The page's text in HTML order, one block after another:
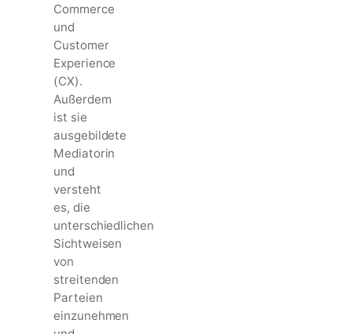
Commerce
und
Customer
Experience
(CX).
Außerdem
ist sie
ausgebildete
Mediatorin
und
versteht
es, die
unterschiedlichen
Sichtweisen
von
streitenden
Parteien
einzunehmen